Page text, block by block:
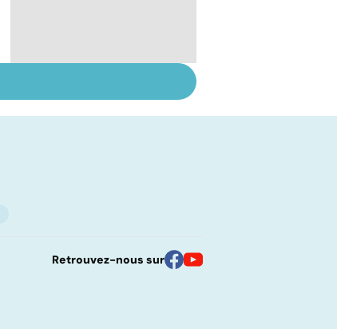
passage à l'acte
Retrouvez-nous sur